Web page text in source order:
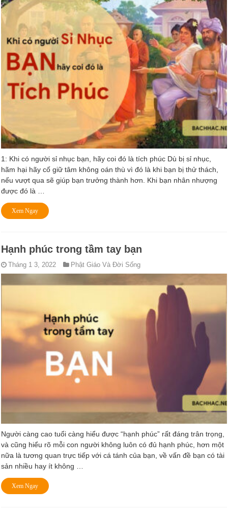
1: Khi có người sỉ nhục bạn, hãy coi đó là tích phúc Dù bị sỉ nhục,
hãm hại hãy cố giữ tâm không oán thù vì đó là khi bạn bị thử thách,
nếu vượt qua sẽ giúp bạn trưởng thành hơn. Khi bạn nhân nhượng
được đó là …
Xem Ngay
Hạnh phúc trong tầm tay bạn
Tháng 1 3, 2022 Phật Giáo Và Đời Sống
Người càng cao tuổi càng hiểu được “hạnh phúc” rất đáng trân trọng,
và cũng hiểu rõ mỗi con người không luôn có đủ hạnh phúc, hơn một
nữa là tương quan trực tiếp với cá tánh của bạn, về vấn đề bạn có tài
sản nhiều hay ít không …
Xem Ngay